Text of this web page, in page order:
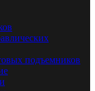
подъемников